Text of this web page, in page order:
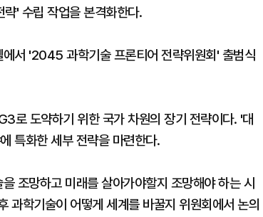
' 수립 작업을 본격화한다.
서 '2045 과학기술 프론티어 전략위원회' 출범식
로 도약하기 위한 국가 차원의 장기 전략이다. '대
특화한 세부 전략을 마련한다.
조망하고 미래를 살아가야할지 조망해야 하는 시
학기술이 어떻게 세계를 바꿀지 위원회에서 논의